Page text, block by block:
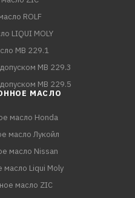
ROLF
LIQUI MOLY
MB 229.1
MB 229.3
MB 229.5
МАСЛО
масло Honda
масло Лукойл
масло Nissan
масло Liqui Moly
масло ZIC